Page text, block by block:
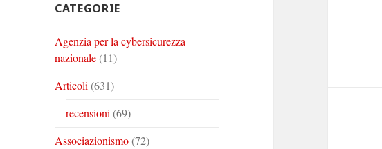
CATEGORIE
Agenzia per la cybersicurezza
nazionale(11)
Articoli (631)
recensioni (69)
Associazionismo(72)